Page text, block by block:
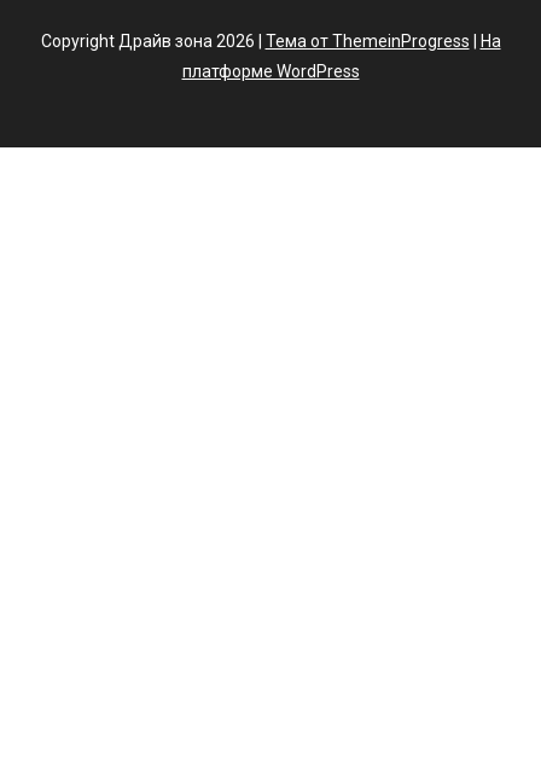
Copyright Драйв зона 2026 | Тема от ThemeinProgress
На
платформе WordPress